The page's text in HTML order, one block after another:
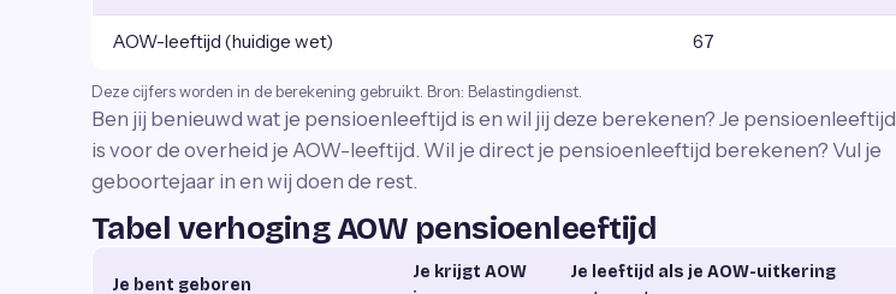
AOW-leeftijd (huidige wet) 67
Deze cijfers worden in de berekening gebruikt. Bron: Belastingdienst.
Ben jij benieuwd wat je pensioenleeftijd is en wil jij deze berekenen? Je pensioenleeftijd
is voor de overheid je AOW-leeftijd. Wil je direct je pensioenleeftijd berekenen? Vul je
geboortejaar in en wij doen de rest.
Tabel verhoging AOW pensioenleeftijd
Je bent geboren
Je krijgt AOW
Je leeftijd als je AOW-uitkering